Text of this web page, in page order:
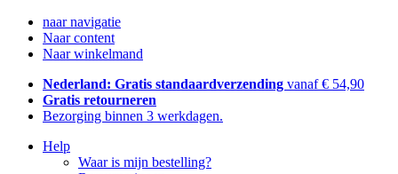
naar navigatie
Naar content
Naar winkelmand
Nederland: Gratis standaardverzending vanaf € 54,90
Gratis retourneren
Bezorging binnen 3 werkdagen.
Help
Waar is mijn bestelling?